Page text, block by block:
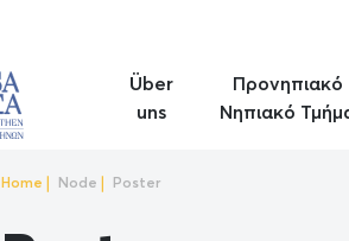
Über
uns
Προνηπιακό
Νηπιακό
Breadcrumb
Home Node Poster